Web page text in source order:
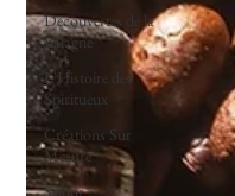
Découvertes de la
Balagne
L'Histoire des
Spiritueux
Créations Sur
Mesure